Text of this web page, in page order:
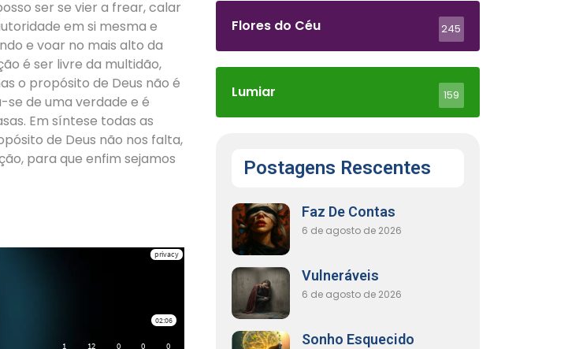
ser se vier a frear, calar
em si mesma e
e voar no mais alto da
é ser livre da multidão,
o propósito de Deus não é
de uma verdade e é
Em síntese todas as
de Deus não nos falta,
para que enfim sejamos
Flores do Céu 245
Lumiar 159
Postagens Rescentes
Faz De Contas
6 de agosto de 2026
Vulneráveis
6 de agosto de 2026
Sonho Esquecido